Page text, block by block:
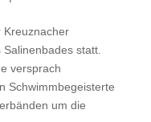
Kreuznacher
statt.
versprach
Schwimmbegeisterte
um die